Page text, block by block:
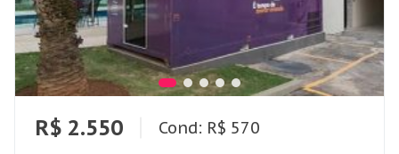
R$ 2.550 Cond: R$ 570